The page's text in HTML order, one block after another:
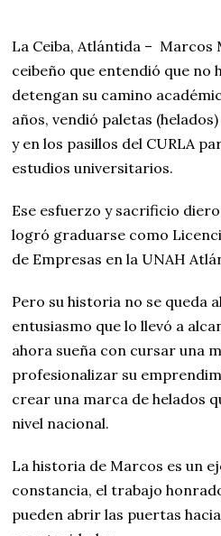
La Ceiba, Atlántida – Marcos
ceibeño que entendió que no
detengan su camino
años, vendió paletas
y en los pasillos del CURLA
estudios universitarios.
Ese esfuerzo y sacrificio
logró graduarse como
de Empresas en la UNAH
Pero su historia no se queda
entusiasmo que lo llevó a
ahora sueña con cursar una
profesionalizar su
crear una marca de helados
nivel nacional.
La historia de Marcos es un
constancia, el trabajo
pueden abrir las puertas